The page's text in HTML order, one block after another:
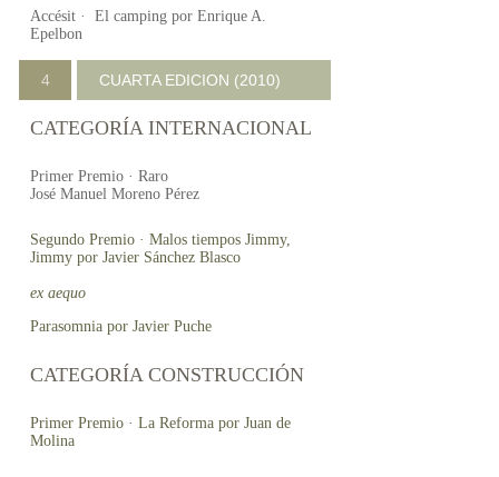
Accésit · El camping por Enrique A.
Epelbon
4 CUARTA EDICION (2010)
CATEGORÍA INTERNACIONAL
Primer Premio · Raro
José Manuel Moreno Pérez
Segundo Premio · Malos tiempos Jimmy,
Jimmy por Javier Sánchez Blasco
ex aequo
Parasomnia por Javier Puche
CATEGORÍA CONSTRUCCIÓN
Primer Premio · La Reforma por Juan de
Molina